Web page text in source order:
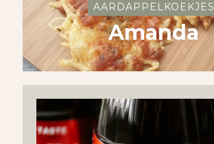
AARDAPPELKOEKJES
Amanda